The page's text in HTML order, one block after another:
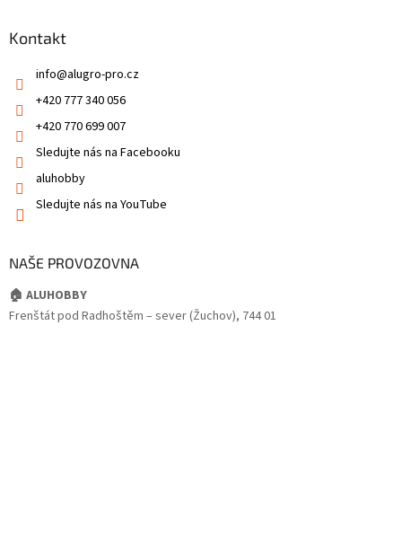
Kontakt
info@alugro-pro.cz
+420 777 340 056
+420 770 699 007
Sledujte nás na Facebooku
aluhobby
Sledujte nás na YouTube
NAŠE PROVOZOVNA
🏠 ALUHOBBY
Frenštát pod Radhoštěm – sever (Žuchov), 744 01